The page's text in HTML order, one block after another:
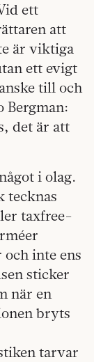
ett
att
är viktiga
ett evigt
till och
Bergman:
det är att
i olag.
tecknas
taxfree-
inte ens
sticker
när en
bryts
tarvar